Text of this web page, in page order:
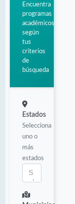
Encuentra
programas
académicos
según
tus
criterios
de
búsqueda
Estados
Selecciona
uno o
más
estados